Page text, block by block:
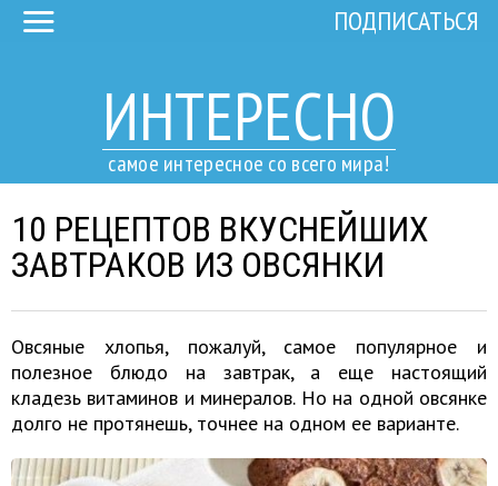
ИНТЕРЕСНО
самое интересное со всего мира!
ПОДПИСАТЬСЯ
10 РЕЦЕПТОВ ВКУСНЕЙШИХ
ЗАВТРАКОВ ИЗ ОВСЯНКИ
Овсяные хлопья, пожалуй, самое популярное и
полезное блюдо на завтрак, а еще настоящий
кладезь витаминов и минералов. Но на одной овсянке
долго не протянешь, точнее на одном ее варианте.